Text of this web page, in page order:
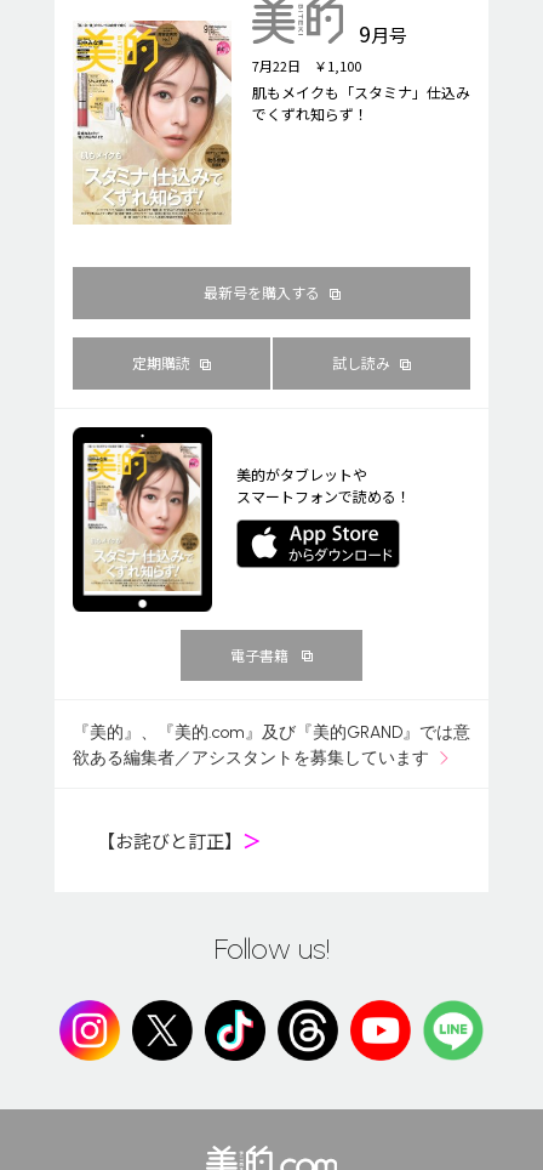
9月号
7月22日 ￥1,100
肌もメイクも「スタミナ」仕込み
でくずれ知らず！
最新号を購入する
定期購読 試し読み
美的がタブレットや
スマートフォンで読める！
電子書籍
『美的』、『美的.com』及び『美的GRAND』では意
欲ある編集者／アシスタントを募集しています
【お詫びと訂正】 ＞
Follow us!